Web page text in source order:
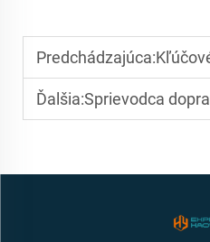
Predchádzajúca:Kľúčové faktory
Ďalšia:Sprievodca dopravou